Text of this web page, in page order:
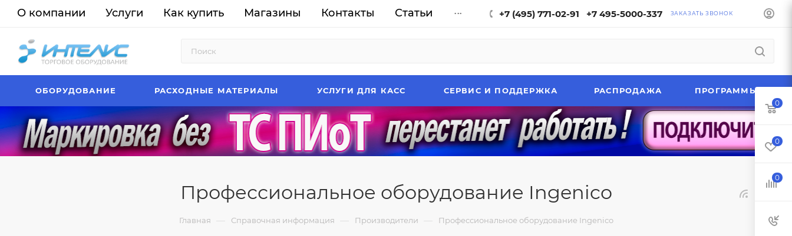
О компании Услуги Как купить Магазины Контакты Статьи ... +7 (495) 771-02-91 +7 495-5000-337 ЗАКАЗАТЬ ЗВОНОК
ОБОРУДОВАНИЕ РАСХОДНЫЕ МАТЕРИАЛЫ УСЛУГИ ДЛЯ КАСС СЕРВИС И ПОДДЕРЖКА РАСПРОДАЖА ПРОГРАММЫ
Профессиональное оборудование Ingenico
Главная — Справочная информация — Производители — Профессиональное оборудование Ingenico
0
0
0